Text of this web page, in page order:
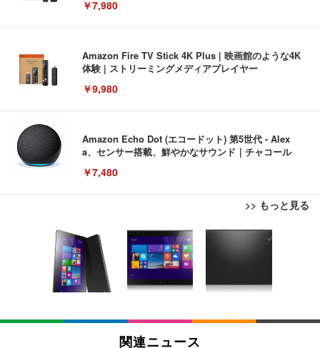
￥7,980
Amazon Fire TV Stick 4K Plus | 映画館のような4K
体験 | ストリーミングメディアプレイヤー
￥9,980
Amazon Echo Dot (エコードット) 第5世代 - Alex
a、センサー搭載、鮮やかなサウンド｜チャコール
￥7,480
>> もっと見る
[EdoErgo] オフィスチェア 椅子 テレワーク 疲れな
い 跳ね上げ式アームレスト コンパクト 約105度ロッ
キング pc 事務椅子 360度回転 座面昇降 強化ナイロ
ン樹脂ベース 通気性メッシュ 在宅ワーク H-WY01
(黒網+黒枠+黒足)
￥5,699
SIHOO B100 オフィスチェア／デスクチェア メッシ
ュチェア 人間工学 疲れない ブラック
EIZO ビジネス向けプレミアムモニター | FlexScan
EV3240X-WT | 31.5型4K UHD・USB Type-C・ホワ
イト
￥105,595
EIZO ビジネス向けプレミアムモニター | FlexScan
Amazonベーシック ペットシーツ 薄型 レギュラー 1
回使い捨て 無香料 ホワイト 300枚
￥3,373
Amazonベーシック ペットシーツ 厚型 ワイド 42枚
x2袋(84枚) ホワイト(吸収面:ライトブルー)
関連ニュース